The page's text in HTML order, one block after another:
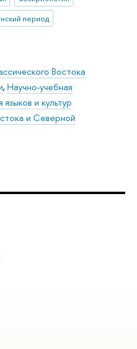
период
Востока
,Научно-учебная
и культур
и Северной